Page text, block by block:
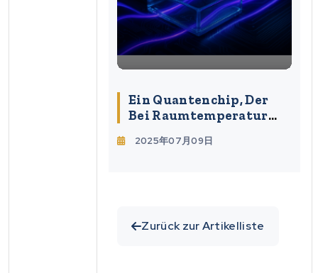
Ein Quantenchip, Der
Bei Raumtemperatur
Photonische Revolution
2025年07月09日
Zurück zur Artikelliste